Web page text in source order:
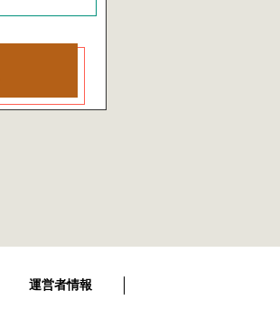
運営者情報